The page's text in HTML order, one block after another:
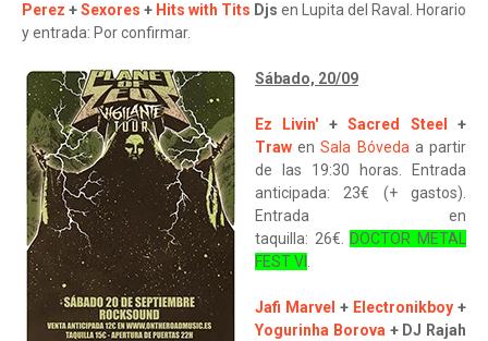
Perez +Sexores + Hits with Tits Djs en Lupita del Raval. Horario
y entrada: Por confirmar.
Sábado, 20/09
Ez Livin' +Sacred Steel
+
Traw enSala Bóvedaa partir
de las 19:30 horas. Entrada
anticipada: 23€ (+ gastos).
Entrada en
taquilla: 26€. DOCTOR METAL
FEST VI .
Jafi Marvel + Electronikboy +
Yogurinha Borova+ DJ Rajah